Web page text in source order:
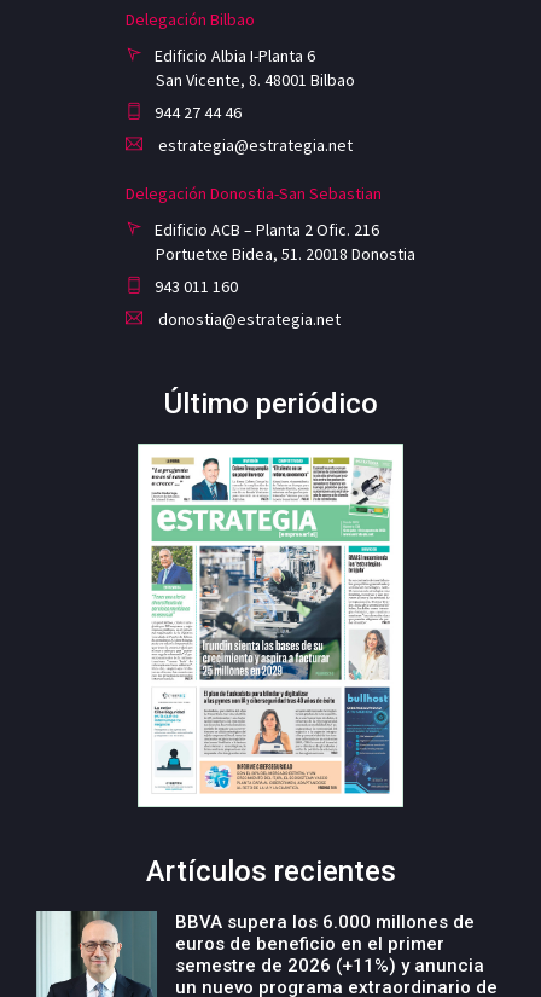
Delegación Bilbao
Edificio Albia I-Planta 6
San Vicente, 8. 48001 Bilbao
944 27 44 46
estrategia@estrategia.net
Delegación Donostia-San Sebastian
Edificio ACB – Planta 2 Ofic. 216
Portuetxe Bidea, 51. 20018 Donostia
943 011 160
donostia@estrategia.net
Último periódico
Artículos recientes
BBVA supera los 6.000 millones de
euros de beneficio en el primer
semestre de 2026 (+11%) y anuncia
un nuevo programa extraordinario de